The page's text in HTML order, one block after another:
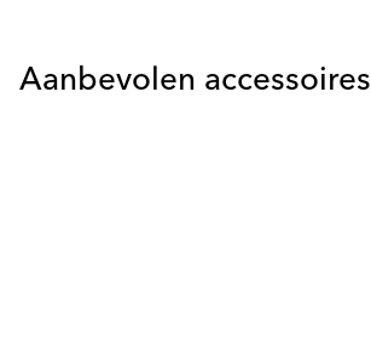
Aanbevolen accessoires